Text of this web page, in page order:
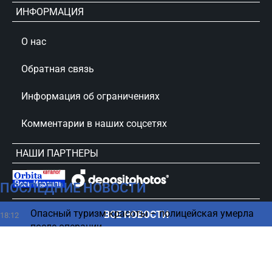
ПОСЛЕДНИЕ НОВОСТИ
18:12
Опасный туризм красоты – полицейская умерла
после операции
ВСЕ НОВОСТИ
ИНФОРМАЦИЯ
О нас
Обратная связь
Информация об ограничениях
Комментарии в наших соцсетях
НАШИ ПАРТНЕРЫ
сursorinfo.co.il © Все права защищены